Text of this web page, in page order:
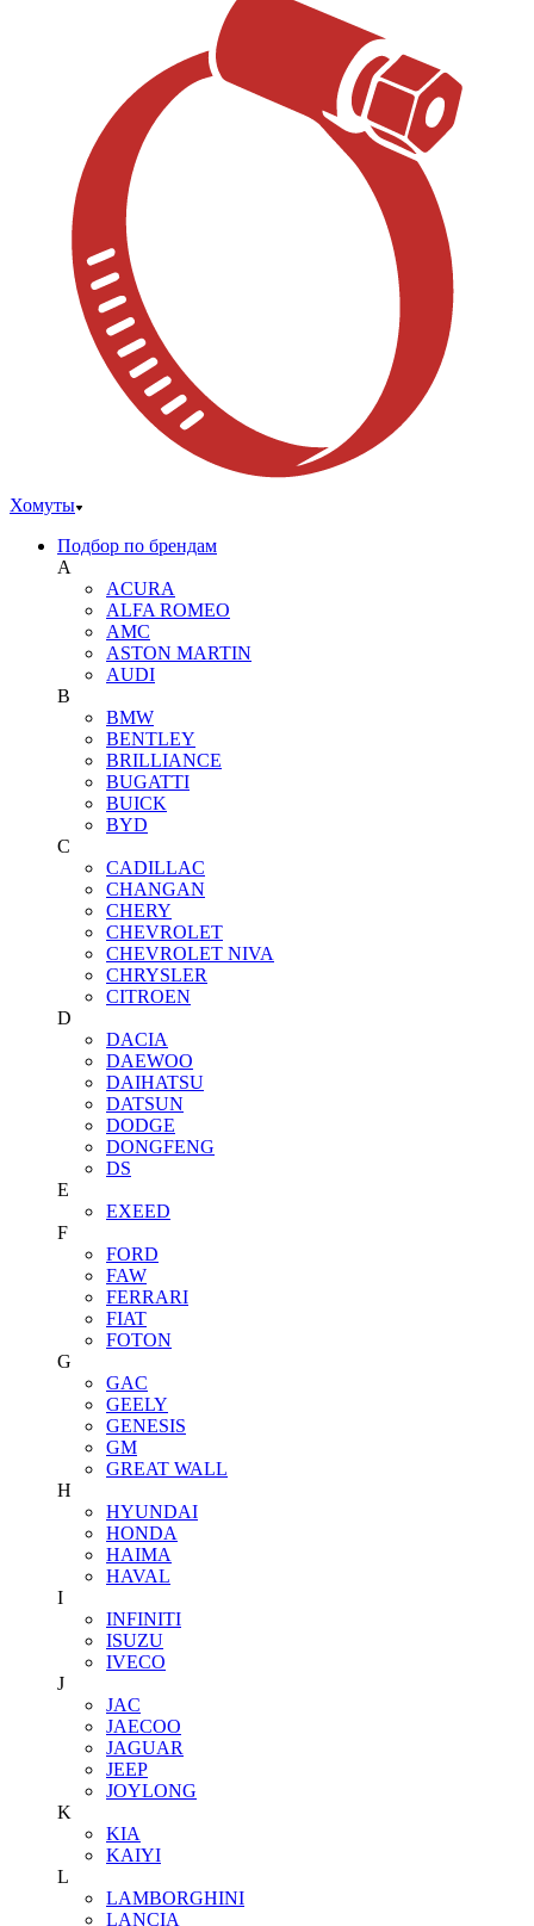
Хомуты
Подбор по брендам
A
ACURA
ALFA ROMEO
AMC
ASTON MARTIN
AUDI
B
BMW
BENTLEY
BRILLIANCE
BUGATTI
BUICK
BYD
C
CADILLAC
CHANGAN
CHERY
CHEVROLET
CHEVROLET NIVA
CHRYSLER
CITROEN
D
DACIA
DAEWOO
DAIHATSU
DATSUN
DODGE
DONGFENG
DS
E
EXEED
F
FORD
FAW
FERRARI
FIAT
FOTON
G
GAC
GEELY
GENESIS
GM
GREAT WALL
H
HYUNDAI
HONDA
HAIMA
HAVAL
I
INFINITI
ISUZU
IVECO
J
JAC
JAECOO
JAGUAR
JEEP
JOYLONG
K
KIA
KAIYI
L
LAMBORGHINI
LANCIA